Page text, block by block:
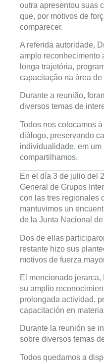
outra apresentou suas
que, por motivos de
comparecer.
A referida autoridade,
amplo reconhecimento
longa trajetória,
capacitação na área
Durante a reunião,
diversos temas de
Todos nos colocamos
diálogo, preservando
individualidade, em
compartilhamos.
En el día 3 de julio del
General de Grupos
con las tres regionales
mantuvimos un
de la Junta Nacional
Dos de ellas
restante hizo sus
motivos de fuerza
El mencionado
su amplio
prolongada actividad,
capacitación en
Durante la reunión se
sobre diversos temas
Todos quedamos a